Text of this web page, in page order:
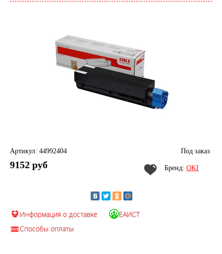
Артикул: 44992404 Под заказ
9152 руб Бренд: OKI
Информация о доставке
ЕАИСТ
Способы оплаты